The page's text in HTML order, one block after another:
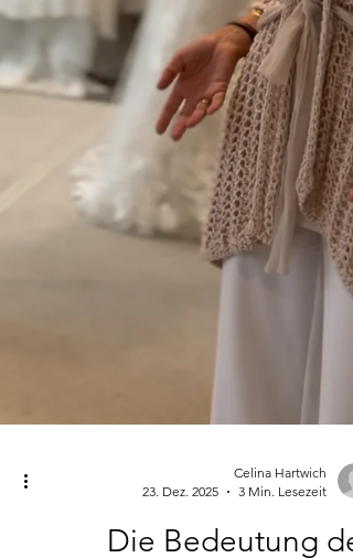
Celina Hartwich
23. Dez. 2025
3 Min. Lesezeit